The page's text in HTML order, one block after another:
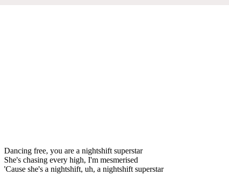
Dancing free, you are a nightshift superstar
She's chasing every high, I'm mesmerised
'Cause she's a nightshift, uh, a nightshift superstar